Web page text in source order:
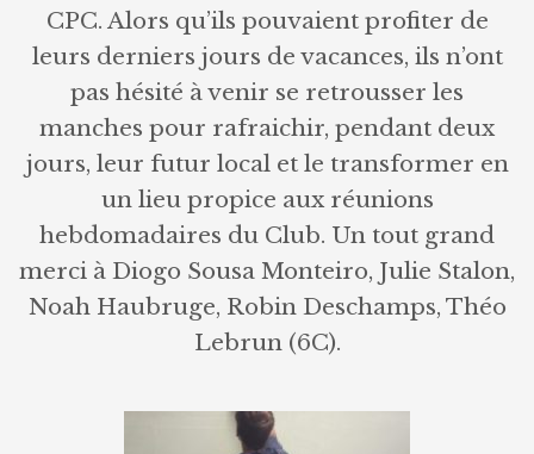
CPC. Alors qu’ils pouvaient profiter de
leurs derniers jours de vacances, ils n’ont
pas hésité à venir se retrousser les
manches pour rafraichir, pendant deux
jours, leur futur local et le transformer en
un lieu propice aux réunions
hebdomadaires du Club. Un tout grand
merci à Diogo Sousa Monteiro, Julie Stalon,
Noah Haubruge, Robin Deschamps, Théo
Lebrun (6C).